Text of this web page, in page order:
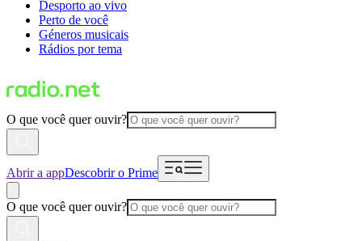
Desporto ao vivo
Perto de você
Géneros musicais
Rádios por tema
O que você quer ouvir?
Abrir a appDescobrir o Prime
O que você quer ouvir?